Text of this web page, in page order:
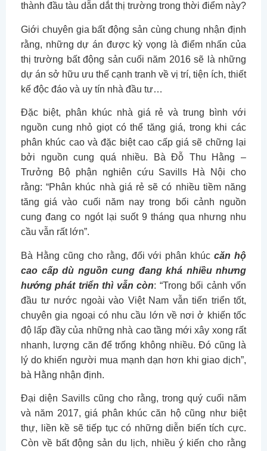
thành đầu tàu dẵn dắt thị trường trong thời điểm này?
Giới chuyên gia bất động sản cùng chung nhận định
rằng, những dự án được kỳ vọng là điểm nhấn của
thị trường bất động sản cuối năm 2016 sẽ là những
dự án sở hữu ưu thế cạnh tranh về vị trí, tiện ích, thiết
kế độc đáo và uy tín nhà đầu tư…
Đặc biệt, phân khúc nhà giá rẻ và trung bình với
nguồn cung nhỏ giọt có thể tăng giá, trong khi các
phân khúc cao và đặc biệt cao cấp giá sẽ chững lại
bởi nguồn cung quá nhiều. Bà Đỗ Thu Hằng –
Trưởng Bộ phận nghiên cứu Savills Hà Nội cho
rằng: “Phân khúc nhà giá rẻ sẽ có nhiều tiềm năng
tăng giá vào cuối năm nay trong bối cảnh nguồn
cung đang co ngót lại suốt 9 tháng qua nhưng nhu
cầu vẫn rất lớn”.
Bà Hằng cũng cho rằng, đối với phân khúc căn hộ
cao cấp dù nguồn cung đang khá nhiều nhưng
hướng phát triển thì vẫn còn: “Trong bối cảnh vốn
đầu tư nước ngoài vào Việt Nam vẫn tiến triển tốt,
chuyên gia ngoại có nhu cầu lớn về nơi ở khiến tốc
độ lấp đầy của những nhà cao tầng mới xây xong rất
nhanh, lượng căn để trống không nhiều. Đó cũng là
lý do khiến người mua mạnh dạn hơn khi giao dịch”,
bà Hằng nhận định.
Đại diện Savills cũng cho rằng, trong quý cuối năm
và năm 2017, giá phân khúc căn hộ cũng như biệt
thự, liền kề sẽ tiếp tục có những diễn biến tích cực.
Còn về bất động sản du lịch, nhiều ý kiến cho rằng